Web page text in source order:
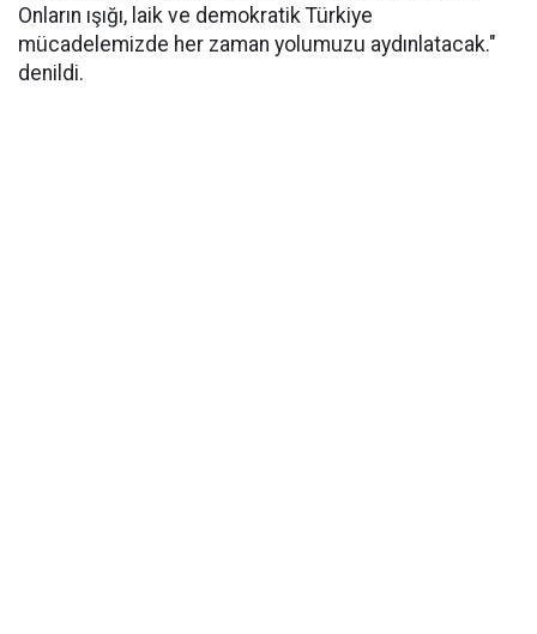
Onların ışığı, laik ve demokratik Türkiye
mücadelemizde her zaman yolumuzu aydınlatacak."
denildi.